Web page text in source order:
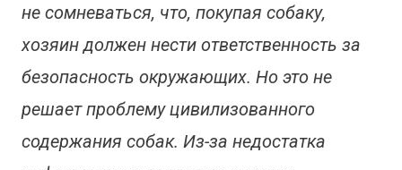
не сомневаться, что, покупая собаку,
хозяин должен нести ответственность за
безопасность окружающих. Но это не
решает проблему цивилизованного
содержания собак. Из-за недостатка